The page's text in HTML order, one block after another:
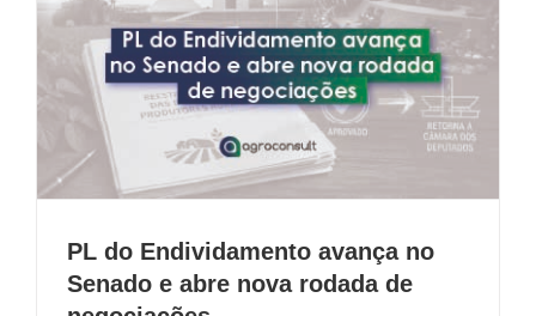
PL do Endividamento avança no
Senado e abre nova rodada de